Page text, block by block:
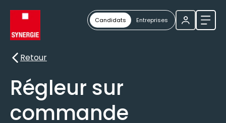
Candidats Entreprises
Retour
Retour
Régleur sur
commande